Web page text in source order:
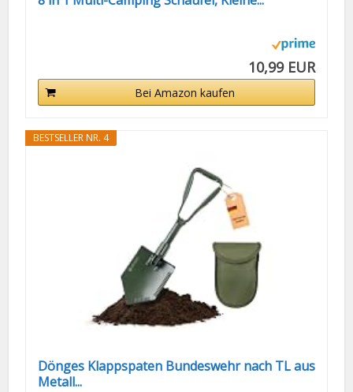
10,99 EUR
Bei Amazon kaufen
BESTSELLER NR. 4
Dönges Klappspaten Bundeswehr nach TL aus
Metall...